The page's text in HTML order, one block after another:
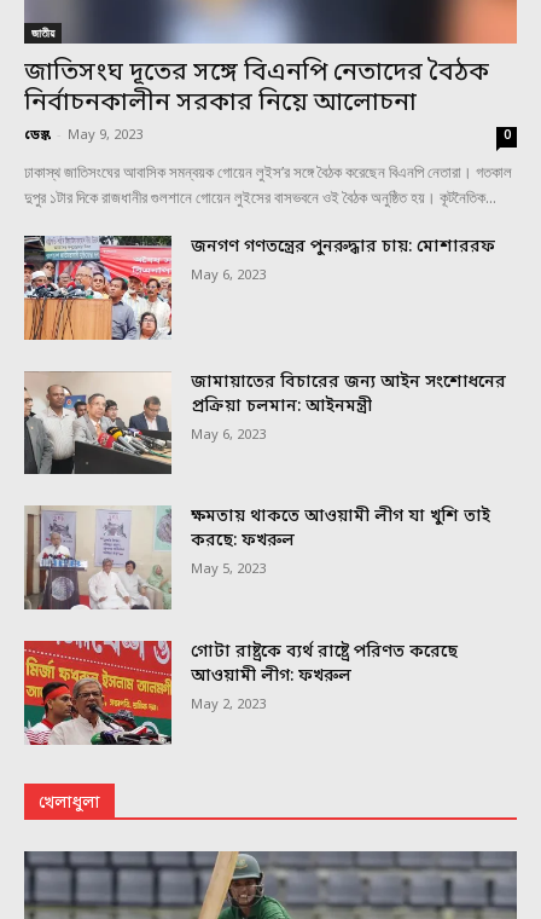
জাতীয়
জাতিসংঘ দূতের সঙ্গে বিএনপি নেতাদের বৈঠক
নির্বাচনকালীন সরকার নিয়ে আলোচনা
ডেস্ক - May 9, 2023 0
ঢাকাস্থ জাতিসংঘের আবাসিক সমন্বয়ক গোয়েন লুইস’র সঙ্গে বৈঠক করেছেন বিএনপি নেতারা। গতকাল
দুপুর ১টার দিকে রাজধানীর গুলশানে গোয়েন লুইসের বাসভবনে ওই বৈঠক অনুষ্ঠিত হয়। কূটনৈতিক...
জনগণ গণতন্ত্রের পুনরুদ্ধার চায়: মোশাররফ
May 6, 2023
জামায়াতের বিচারের জন্য আইন সংশোধনের
প্রক্রিয়া চলমান: আইনমন্ত্রী
May 6, 2023
ক্ষমতায় থাকতে আওয়ামী লীগ যা খুশি তাই
করছে: ফখরুল
May 5, 2023
গোটা রাষ্ট্রকে ব্যর্থ রাষ্ট্রে পরিণত করেছে
আওয়ামী লীগ: ফখরুল
May 2, 2023
খেলাধুলা